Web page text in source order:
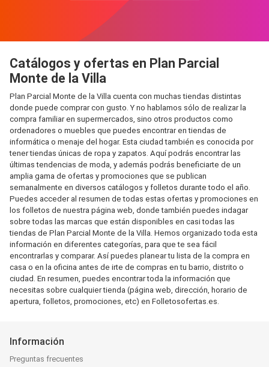
Catálogos y ofertas en Plan Parcial
Monte de la Villa
Plan Parcial Monte de la Villa cuenta con muchas tiendas distintas
donde puede comprar con gusto. Y no hablamos sólo de realizar la
compra familiar en supermercados, sino otros productos como
ordenadores o muebles que puedes encontrar en tiendas de
informática o menaje del hogar. Esta ciudad también es conocida por
tener tiendas únicas de ropa y zapatos. Aquí podrás encontrar las
últimas tendencias de moda, y además podrás beneficiarte de un
amplia gama de ofertas y promociones que se publican
semanalmente en diversos catálogos y folletos durante todo el año.
Puedes acceder al resumen de todas estas ofertas y promociones en
los folletos de nuestra página web, donde también puedes indagar
sobre todas las marcas que están disponibles en casi todas las
tiendas de Plan Parcial Monte de la Villa. Hemos organizado toda esta
información en diferentes categorías, para que te sea fácil
encontrarlas y comparar. Así puedes planear tu lista de la compra en
casa o en la oficina antes de irte de compras en tu barrio, distrito o
ciudad. En resumen, puedes encontrar toda la información que
necesitas sobre cualquier tienda (página web, dirección, horario de
apertura, folletos, promociones, etc) en Folletosofertas.es.
Información
Preguntas frecuentes